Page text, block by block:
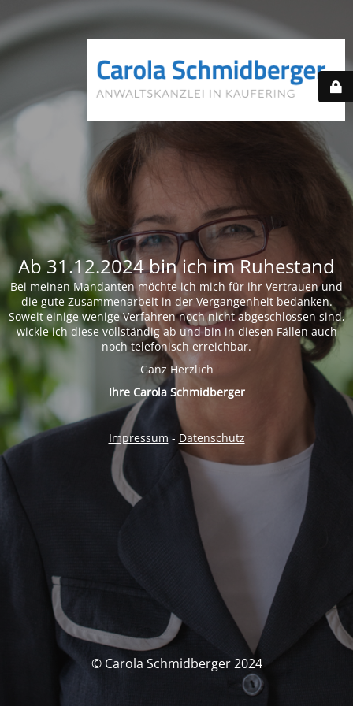
Ab 31.12.2024 bin ich im Ruhestand
Bei meinen Mandanten möchte ich mich für ihr Vertrauen und
die gute Zusammenarbeit in der Vergangenheit bedanken.
Soweit einige wenige Verfahren noch nicht abgeschlossen sind,
wickle ich diese vollständig ab und bin in diesen Fällen auch
noch telefonisch erreichbar.
Ganz Herzlich
Ihre Carola Schmidberger
Impressum - Datenschutz
© Carola Schmidberger 2024